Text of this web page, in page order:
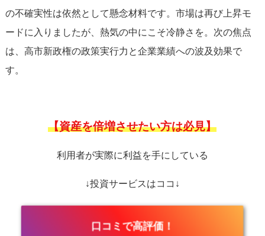
の不確実性は依然として懸念材料です。市場は再び上昇モ
ードに入りましたが、熱気の中にこそ冷静さを。次の焦点
は、高市新政権の政策実行力と企業業績への波及効果で
す。
【資産を倍増させたい方は必見】
利用者が実際に利益を手にしている
↓投資サービスはココ↓
口コミで高評価！